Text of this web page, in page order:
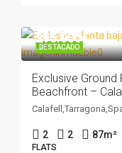
DESTACADO
295.000€
Exclusive
Beachfront –
2 2 87m²
FLATS